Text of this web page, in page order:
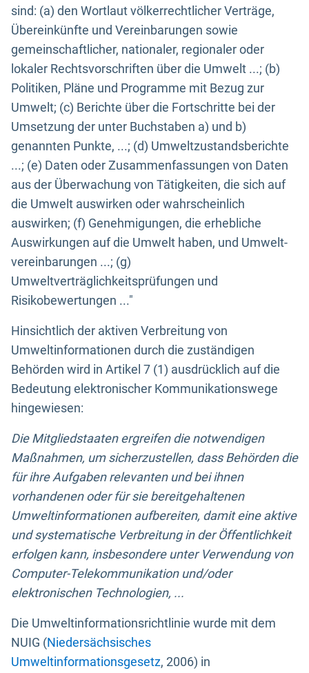
sind: (a) den Wortlaut völkerrechtlicher Verträge,
Übereinkünfte und Vereinbarungen sowie
gemeinschaftlicher, nationaler, regionaler oder
lokaler Rechtsvorschriften über die Umwelt ...; (b)
Politiken, Pläne und Programme mit Bezug zur
Umwelt; (c) Berichte über die Fortschritte bei der
Umsetzung der unter Buchstaben a) und b)
genannten Punkte, ...; (d) Umweltzustandsberichte
...; (e) Daten oder Zusammenfassungen von Daten
aus der Überwachung von Tätigkeiten, die sich auf
die Umwelt auswirken oder wahrscheinlich
auswirken; (f) Genehmigungen, die erhebliche
Auswirkungen auf die Umwelt haben, und Umwelt-
vereinbarungen ...; (g)
Umweltverträglichkeitsprüfungen und
Risikobewertungen ..."
Hinsichtlich der aktiven Verbreitung von
Umweltinformationen durch die zuständigen
Behörden wird in Artikel 7 (1) ausdrücklich auf die
Bedeutung elektronischer Kommunikationswege
hingewiesen:
Die Mitgliedstaaten ergreifen die notwendigen
Maßnahmen, um sicherzustellen, dass Behörden die
für ihre Aufgaben relevanten und bei ihnen
vorhandenen oder für sie bereitgehaltenen
Umweltinformationen aufbereiten, damit eine aktive
und systematische Verbreitung in der Öffentlichkeit
erfolgen kann, insbesondere unter Verwendung von
Computer-Telekommunikation und/oder
elektronischen Technologien, ...
Die Umweltinformationsrichtlinie wurde mit dem
NUIG (Niedersächsisches
Umweltinformationsgesetz, 2006) in